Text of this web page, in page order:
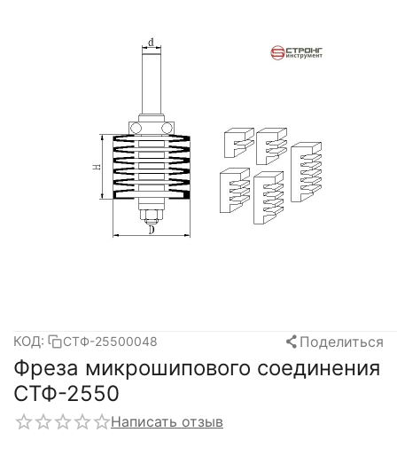
КОД: СТФ-25500048 Поделиться
Фреза микрошипового соединения
СТФ-2550
Написать отзыв